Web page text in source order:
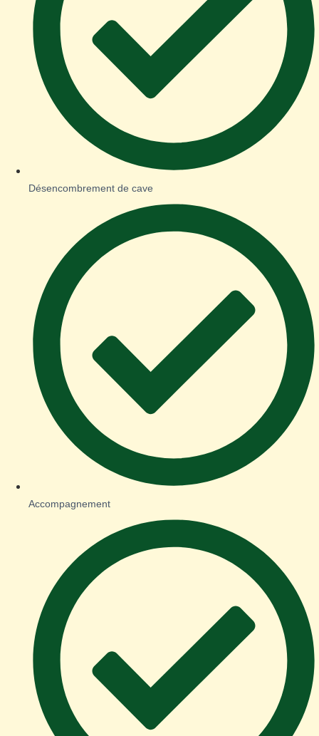
Désencombrement de cave
Accompagnement